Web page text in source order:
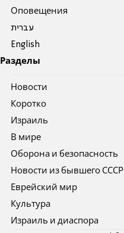
Оповещения
עברית
English
Разделы
Новости
Коротко
Израиль
В мире
Оборона и безопасность
Новости из бывшего СССР
Еврейский мир
Культура
Израиль и диаспора